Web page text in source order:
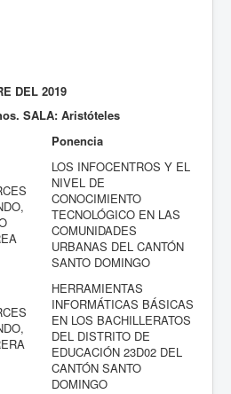
DEL 2019
SALA: Aristóteles
Ponencia
LOS INFOCENTROS Y EL
NIVEL DE
CONOCIMIENTO
TECNOLÓGICO EN LAS
COMUNIDADES
URBANAS DEL CANTÓN
SANTO DOMINGO
HERRAMIENTAS
INFORMÁTICAS BÁSICAS
EN LOS BACHILLERATOS
DEL DISTRITO DE
EDUCACIÓN 23D02 DEL
CANTÓN SANTO
DOMINGO